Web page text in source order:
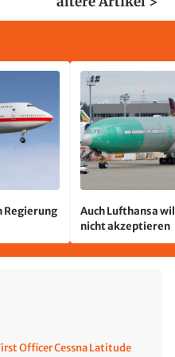
Regierung
Auch Lufthansa
nicht akzeptieren
Officer Cessna Latitude